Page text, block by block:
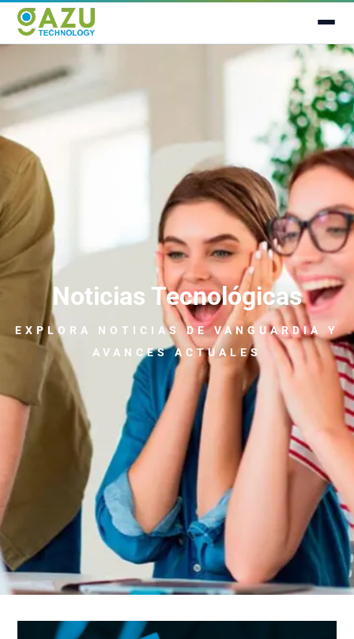
Noticias Tecnológicas
EXPLORA NOTICIASDE VANGUARDIA Y
AVANCES ACTUALES